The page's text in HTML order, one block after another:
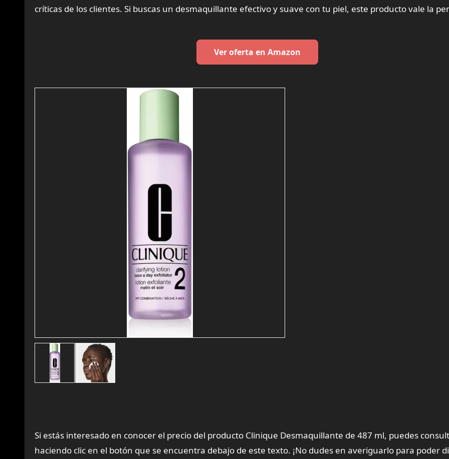
críticas de los clientes. Si buscas un desmaquillante efectivo y suave con tu piel, este producto vale la
Ver oferta en Amazon
Si estás interesado en conocer el precio del producto Clinique Desmaquillante de 487 ml, puedes
haciendo clic en el botón que se encuentra debajo de este texto. ¡No dudes en averiguarlo para poder